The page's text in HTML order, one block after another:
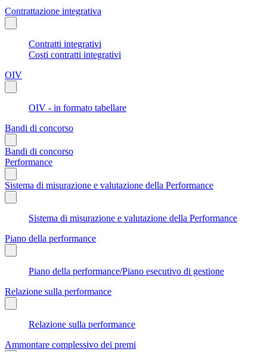
Contrattazione integrativa
Contratti integrativi
Costi contratti integrativi
OIV
OIV - in formato tabellare
Bandi di concorso
Bandi di concorso
Performance
Sistema di misurazione e valutazione della Performance
Sistema di misurazione e valutazione della Performance
Piano della performance
Piano della performance/Piano esecutivo di gestione
Relazione sulla performance
Relazione sulla performance
Ammontare complessivo dei premi